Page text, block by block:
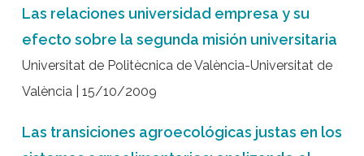
Las relaciones universidad empresa y su
efecto sobre la segunda misión universitaria
Universitat de Politècnica de València-Universitat de
València | 15/10/2009
Las transiciones agroecológicas justas en los